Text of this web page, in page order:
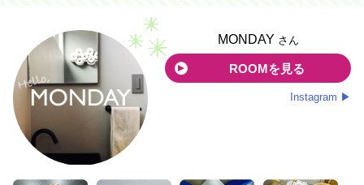
MONDAY さん
ROOMを見る
Instagram ▶